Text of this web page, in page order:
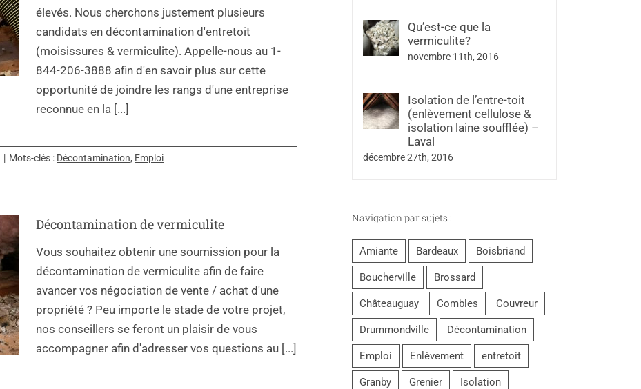
élevés. Nous cherchons justement plusieurs
candidats en décontamination d'entretoit
(moisissures & vermiculite). Appelle-nous au 1-
844-206-3888 afin d'en savoir plus sur cette
opportunité de joindre les rangs d'une entreprise
reconnue en la [...]
| Mots-clés : Décontamination, Emploi
Décontamination de vermiculite
Vous souhaitez obtenir une soumission pour la
décontamination de vermiculite afin de faire
avancer vos négociation de vente / achat d'une
propriété ? Peu importe le stade de votre projet,
nos conseillers se feront un plaisir de vous
accompagner afin d'adresser vos questions au [...]
Qu’est-ce que la
vermiculite?
novembre 11th, 2016
Isolation de l’entre-toit
(enlèvement cellulose &
isolation laine soufflée) –
Laval
décembre 27th, 2016
Navigation par sujets :
Amiante Bardeaux Boisbriand
Boucherville Brossard
Châteauguay Combles Couvreur
Drummondville Décontamination
Emploi Enlèvement entretoit
Granby Grenier Isolation